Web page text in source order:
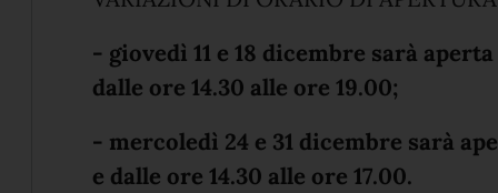
- giovedì 11 e 18 dicembre sarà
dalle ore 14.30 alle ore 19.00;
- mercoledì 24 e 31 dicembre sarà
e dalle ore 14.30 alle ore 17.00.